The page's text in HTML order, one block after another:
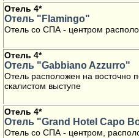
Отель 4*
Отель "Flamingo"
Отель со СПА - центром
Отель 4*
Отель "Gabbiano Azzurro"
Отель расположен на восточно
скалистом выступе
Отель 4*
Отель "Grand Hotel Capo
Отель со СПА - центром,